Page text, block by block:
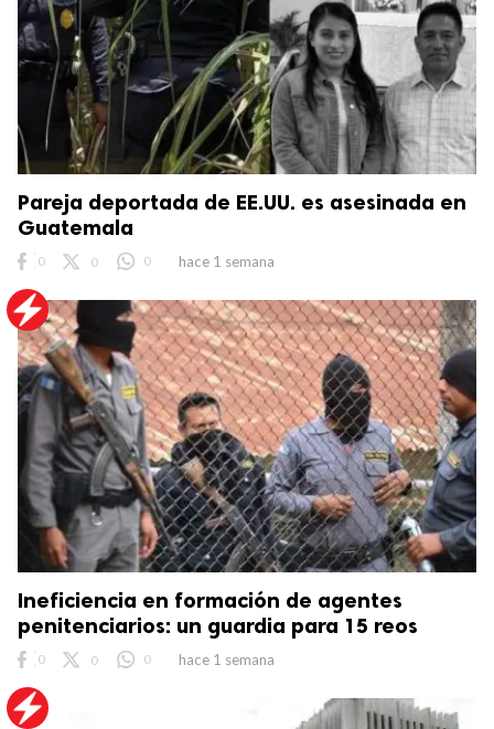
Pareja deportada de EE.UU. es asesinada en
Guatemala
0 0 0 hace 1 semana
Ineficiencia en formación de agentes
penitenciarios: un guardia para 15 reos
0 0 0 hace 1 semana